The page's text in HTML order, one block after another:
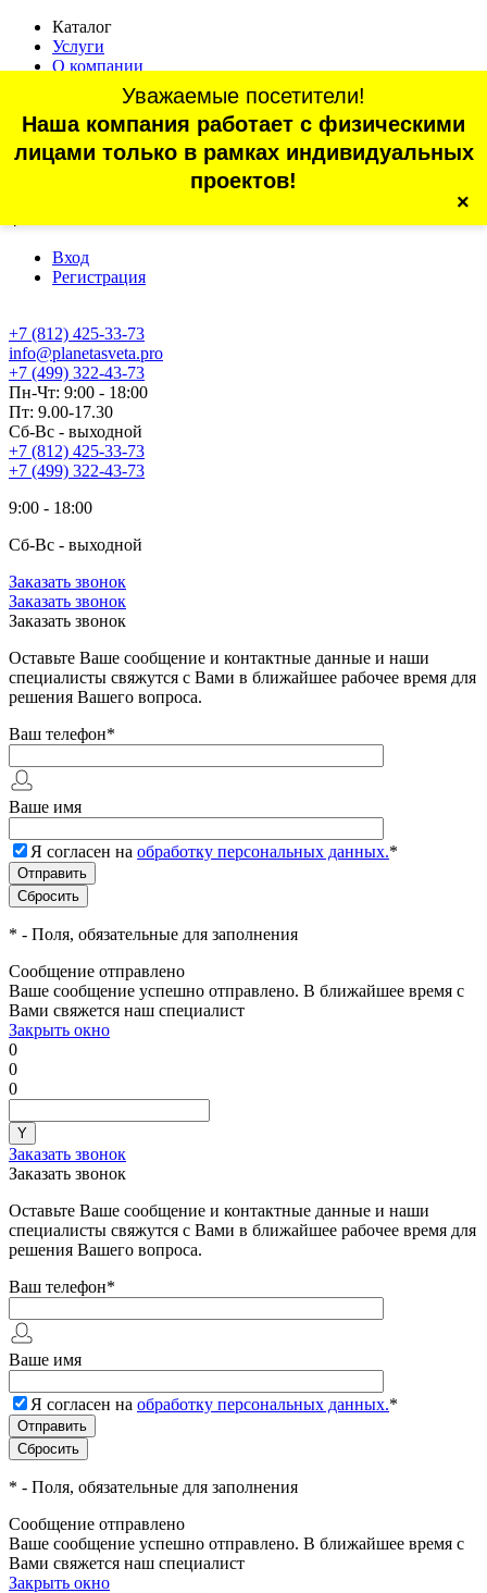
Каталог
Услуги
О компании
Статьи
Контакты
Отзывы
г. Санкт-Петербург, проспект Обуховской Обороны, 70, корп.
Вход
Регистрация
+7 (812) 425-33-73
Уважаемые посетители!
Наша компания работает с физическими
лицами только в рамках индивидуальных
проектов!
×
info@planetasveta.pro
+7 (499) 322-43-73
Пн-Чт: 9:00 - 18:00
Пт: 9.00-17.30
Сб-Вс - выходной
+7 (812) 425-33-73
+7 (499) 322-43-73
9:00 - 18:00
Сб-Вс - выходной
Заказать звонок
Заказать звонок
Заказать звонок
Оставьте Ваше сообщение и контактные данные и наши
специалисты свяжутся с Вами в ближайшее рабочее время для
решения Вашего вопроса.
Ваш телефон*
Ваше имя
Я согласен на обработку персональных данных.*
* - Поля, обязательные для заполнения
Сообщение отправлено
Ваше сообщение успешно отправлено. В ближайшее время с
Вами свяжется наш специалист
Закрыть окно
0
0
0
Заказать звонок
Заказать звонок
Оставьте Ваше сообщение и контактные данные и наши
специалисты свяжутся с Вами в ближайшее рабочее время для
решения Вашего вопроса.
Ваш телефон*
Ваше имя
Я согласен на обработку персональных данных.*
* - Поля, обязательные для заполнения
Сообщение отправлено
Ваше сообщение успешно отправлено. В ближайшее время с
Вами свяжется наш специалист
Закрыть окно